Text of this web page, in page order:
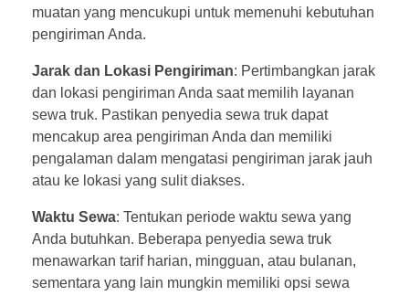
muatan yang mencukupi untuk memenuhi kebutuhan
pengiriman Anda.
Jarak dan Lokasi Pengiriman: Pertimbangkan jarak
dan lokasi pengiriman Anda saat memilih layanan
sewa truk. Pastikan penyedia sewa truk dapat
mencakup area pengiriman Anda dan memiliki
pengalaman dalam mengatasi pengiriman jarak jauh
atau ke lokasi yang sulit diakses.
Waktu Sewa: Tentukan periode waktu sewa yang
Anda butuhkan. Beberapa penyedia sewa truk
menawarkan tarif harian, mingguan, atau bulanan,
sementara yang lain mungkin memiliki opsi sewa